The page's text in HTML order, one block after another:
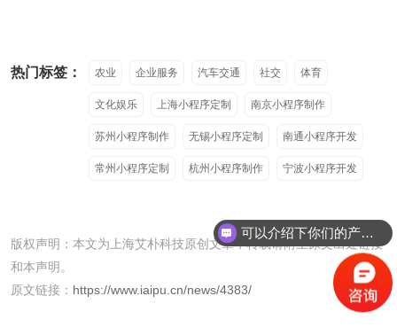
热门标签： 农业 企业服务 汽车交通 社交 体育
文化娱乐 上海小程序定制 南京小程序制作
苏州小程序制作 无锡小程序定制 南通小程序开发
常州小程序定制 杭州小程序制作 宁波小程序开发
版权声明：本文为上海艾朴科技原创文章，转载请附上原文出处链接
和本声明。
原文链接： https://www.iaipu.cn/news/4383/
可以介绍下你们的产品么
你们是怎么收费的呢